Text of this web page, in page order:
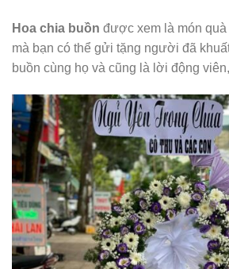
Hoa chia buồn được xem là món
mà bạn có thể gửi tặng người đã
buồn cùng họ và cũng là lời động